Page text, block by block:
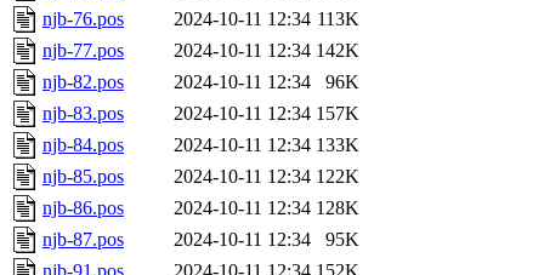
njb-76.pos
2024-10-11 12:34 113K
njb-77.pos
2024-10-11 12:34 142K
njb-82.pos
2024-10-11 12:34
96K
njb-83.pos
2024-10-11 12:34 157K
njb-84.pos
2024-10-11 12:34 133K
njb-85.pos
2024-10-11 12:34 122K
njb-86.pos
2024-10-11 12:34 128K
njb-87.pos
2024-10-11 12:34
95K